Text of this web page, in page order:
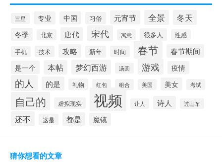
三星 专业 中国 习俗 元宵节 全景 冬天
冬季 北京 唐代 宋代 寓意 很多人 性感
手机 技术 攻略 新年 时间 春节
春节期间
是一个
本帖 梦幻西游 汤圆 游戏 疫情
的人 的是 礼物 红包 组合 美国 美女 考试
自己的 虚拟现实 视频 让人 诗人 过山车
还不 这是 都是 魔镜
猜你想看的文章